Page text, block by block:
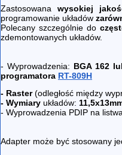
Zastosowanawysokiej
programowanie układów
Polecany szczególnie do
zdemontowanych układów.
- Wyprowadzenia: BGA 162
programatora RT-809H
- Raster(odległość między
- Wymiary układów:
- Wyprowadzenia PDIP na
Adapter może być stosowany